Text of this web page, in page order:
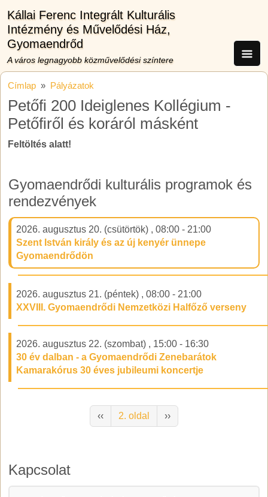
Kállai Ferenc Integrált Kulturális
Intézmény és Művelődési Ház,
Gyomaendrőd
A város legnagyobb közművelődési színtere
Címlap Pályázatok
Petőfi 200 Ideiglenes Kollégium -
Petőfiről és koráról másként
Feltöltés alatt!
Gyomaendrődi kulturális programok és
rendezvények
2026. augusztus 20. (csütörtök) , 08:00 - 21:00
Szent István király és az új kenyér ünnepe
Gyomaendrődön
2026. augusztus 21. (péntek) , 08:00 - 21:00
XXVIII. Gyomaendrődi Nemzetközi Halfőző verseny
2026. augusztus 22. (szombat) , 15:00 - 16:30
30 év dalban - a Gyomaendrődi Zenebarátok
Kamarakórus 30 éves jubileumi koncertje
Előző oldal
‹‹ 2. oldal Következő oldal
››
Kapcsolat